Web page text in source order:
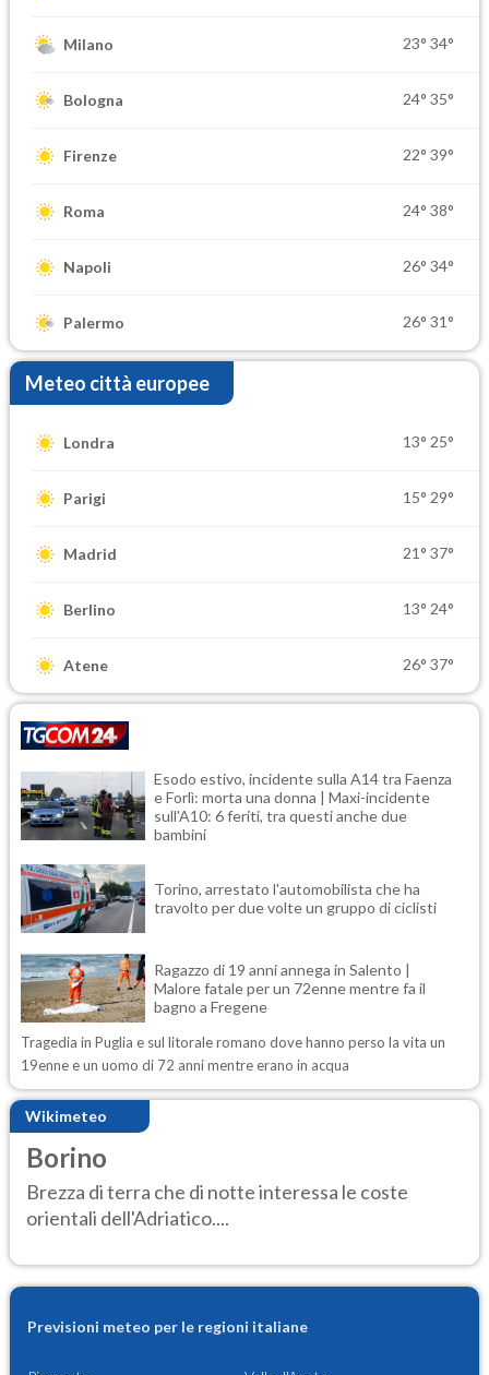
Milano 23° 34°
Bologna 24° 35°
Firenze 22° 39°
Roma 24° 38°
Napoli 26° 34°
Palermo 26° 31°
Meteo città europee
Londra 13° 25°
Parigi 15° 29°
Madrid 21° 37°
Berlino 13° 24°
Atene 26° 37°
Esodo estivo, incidente sulla A14 tra Faenza
e Forlì: morta una donna | Maxi-incidente
sull'A10: 6 feriti, tra questi anche due
bambini
Torino, arrestato l'automobilista che ha
travolto per due volte un gruppo di ciclisti
Ragazzo di 19 anni annega in Salento |
Malore fatale per un 72enne mentre fa il
bagno a Fregene
Tragedia in Puglia e sul litorale romano dove hanno perso la vita un
19enne e un uomo di 72 anni mentre erano in acqua
Wikimeteo
Borino
Brezza di terra che di notte interessa le coste
orientali dell'Adriatico....
Previsioni meteo per le regioni italiane